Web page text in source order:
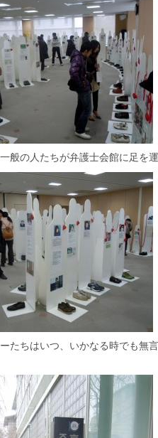
般の人たちが弁護士会館に足を
たちはいつ、いかなる時でも無